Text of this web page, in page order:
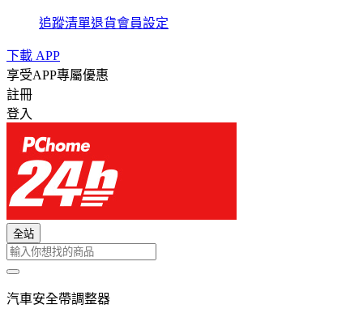
追蹤清單退貨會員設定
下載 APP
享受APP專屬優惠
註冊
登入
全站
汽車安全帶調整器